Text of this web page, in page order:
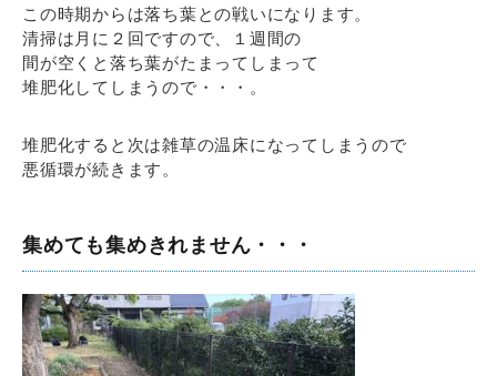
この時期からは落ち葉との戦いになります。
清掃は月に２回ですので、１週間の
間が空くと落ち葉がたまってしまって
堆肥化してしまうので・・・。
堆肥化すると次は雑草の温床になってしまうので
悪循環が続きます。
集めても集めきれません・・・